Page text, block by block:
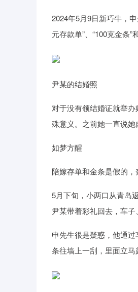
2024年5月9日新巧牛，
元存款单”、“100克金条”
尹某的结婚照
对于没有领结婚证就举办
殊意义。之前她一直说
如梦方醒
陪嫁存单和金条是假的
5月下旬，小两口从青岛
尹某带着彩礼回去，车子
申先生很是疑惑，他通
条往墙上一刮，里面立马